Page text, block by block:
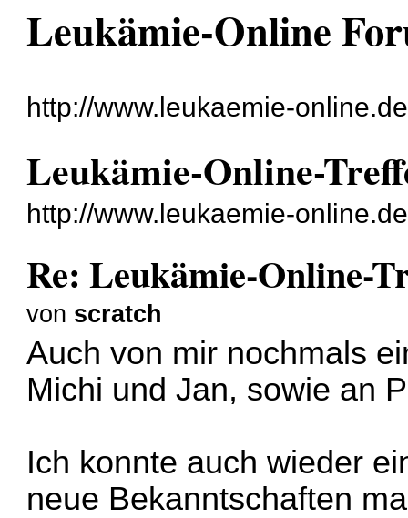
Leukämie-Online
http://www.leukaemie-
Leukämie-Online-
http://www.leukaemie-
Re: Leukämie-Online-
von scratch
Auch von mir nochmals
Michi und Jan, sowie an
Ich konnte auch wieder
neue Bekanntschaften